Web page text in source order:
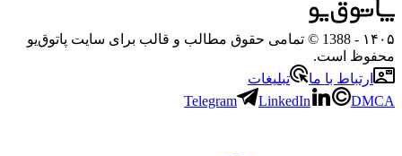
۱۴۰۵
- 1388 © تمامی حقوق مطالب و قالب برای سایت پاتوق‌یو
محفوظ است.
ارتباط با ما
تبلیغات
Telegram
LinkedIn DMCA